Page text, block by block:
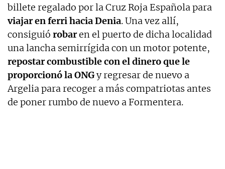
billete regalado por la Cruz Roja Española para
viajar en ferri hacia Denia. Una vez allí,
consiguió robaren el puerto de dicha localidad
una lancha semirrígida con un motor potente,
repostar combustible con el dinero que le
proporcionó la ONGy regresar de nuevo a
Argelia para recoger a más compatriotas antes
de poner rumbo de nuevo a Formentera.